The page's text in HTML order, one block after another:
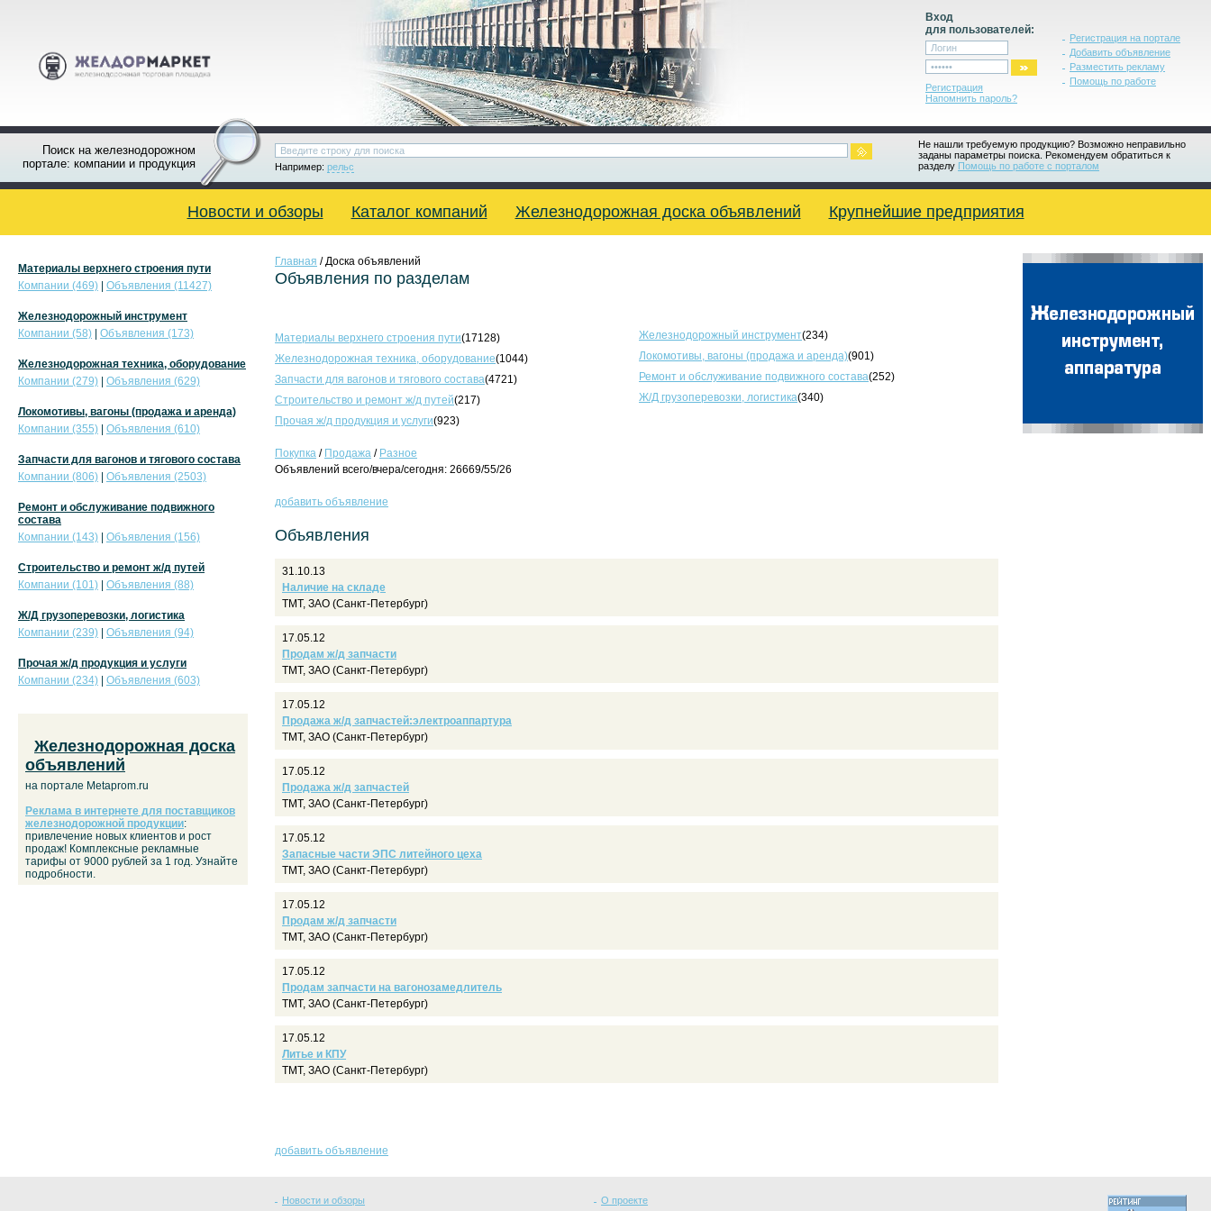
Вход
для пользователей:
Регистрация
Напомнить пароль?
Регистрация на портале
Добавить объявление
Разместить рекламу
Помощь по работе
Поиск на железнодорожном
портале: компании и продукция
Не нашли требуемую продукцию? Возможно неправильно
заданы параметры поиска. Рекомендуем обратиться к
разделу Помощь по работе с порталом
Например: рельс
Новости и обзоры Каталог компаний Железнодорожная доска объявлений Крупнейшие предприятия
Главная / Доска объявлений
Объявления по разделам
Материалы верхнего строения пути(17128) Железнодорожный инструмент(234)
Железнодорожная техника, оборудование(1044) Локомотивы, вагоны (продажа и аренда)(901)
Запчасти для вагонов и тягового состава(4721) Ремонт и обслуживание подвижного состава(252)
Строительство и ремонт ж/д путей(217) Ж/Д грузоперевозки, логистика(340)
Прочая ж/д продукция и услуги(923)
Покупка / Продажа / Разное
Объявлений всего/вчера/сегодня: 26669/55/26
добавить объявление
Объявления
31.10.13
Наличие на складе
ТМТ, ЗАО (Санкт-Петербург)
17.05.12
Продам ж/д запчасти
ТМТ, ЗАО (Санкт-Петербург)
17.05.12
Продажа ж/д запчастей:электроаппартура
ТМТ, ЗАО (Санкт-Петербург)
17.05.12
Продажа ж/д запчастей
ТМТ, ЗАО (Санкт-Петербург)
17.05.12
Запасные части ЭПС литейного цеха
ТМТ, ЗАО (Санкт-Петербург)
17.05.12
Продам ж/д запчасти
ТМТ, ЗАО (Санкт-Петербург)
17.05.12
Продам запчасти на вагонозамедлитель
ТМТ, ЗАО (Санкт-Петербург)
17.05.12
Литье и КПУ
ТМТ, ЗАО (Санкт-Петербург)
добавить объявление
Материалы верхнего строения пути
Компании (469)
Объявления (11427)
Железнодорожный инструмент
Компании (58)
Объявления (173)
Железнодорожная техника, оборудование
Компании (279)
Объявления (629)
Локомотивы, вагоны (продажа и аренда)
Компании (355)
Объявления (610)
Запчасти для вагонов и тягового состава
Компании (806)
Объявления (2503)
Ремонт и обслуживание подвижного
состава
Компании (143)
Объявления (156)
Строительство и ремонт ж/д путей
Компании (101)
Объявления (88)
Ж/Д грузоперевозки, логистика
Компании (239)
Объявления (94)
Прочая ж/д продукция и услуги
Компании (234)
Объявления (603)
Железнодорожная доска
объявлений
на портале Metaprom.ru
Реклама в интернете для поставщиков
железнодорожной продукции:
привлечение новых клиентов и рост
продаж! Комплексные рекламные
тарифы от 9000 рублей за 1 год. Узнайте
подробности.
Новости и обзоры
О проекте